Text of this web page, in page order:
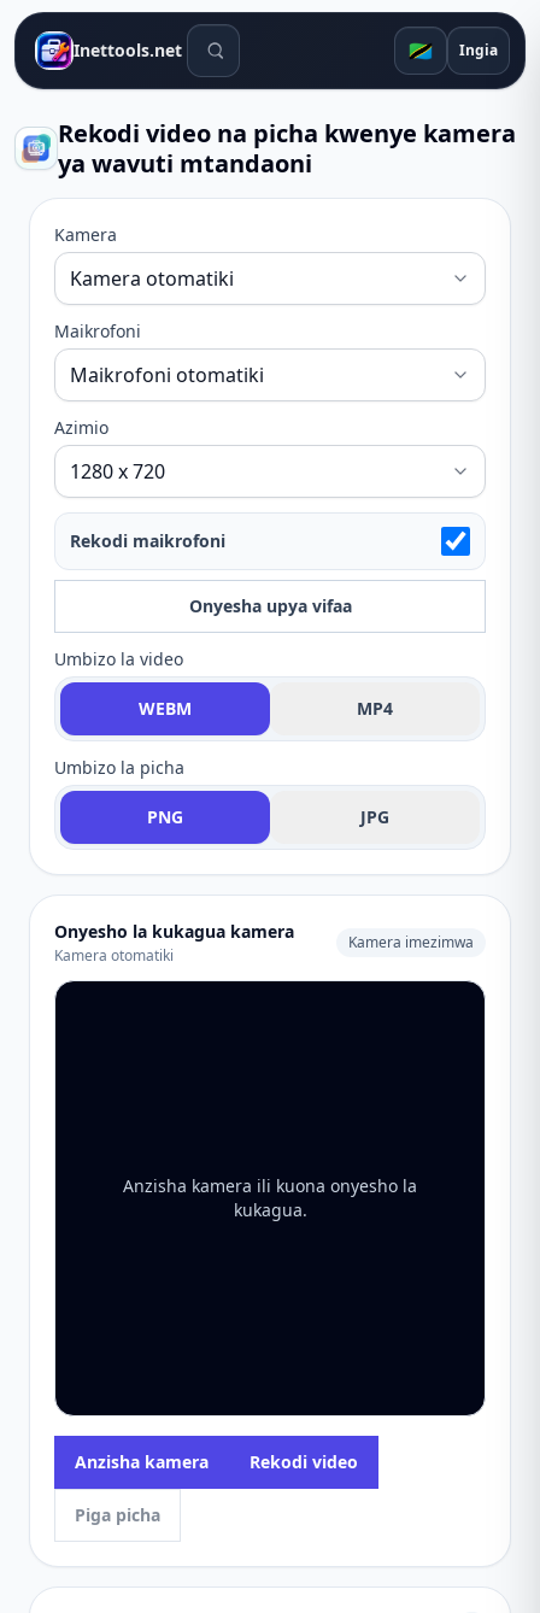
Inettools.net Zana za utafutaji 🇹🇿 Ingia
Rekodi video na picha kwenye kamera
ya wavuti mtandaoni
Kamera
Maikrofoni
Azimio
Rekodi maikrofoni
Onyesha upya vifaa
Umbizo la video
WEBM MP4
Umbizo la picha
PNG JPG
Onyesho la kukagua kamera
Kamera otomatiki
Kamera imezimwa
Anzisha kamera ili kuona onyesho la
kukagua.
Anzisha kamera Rekodi video
Piga picha